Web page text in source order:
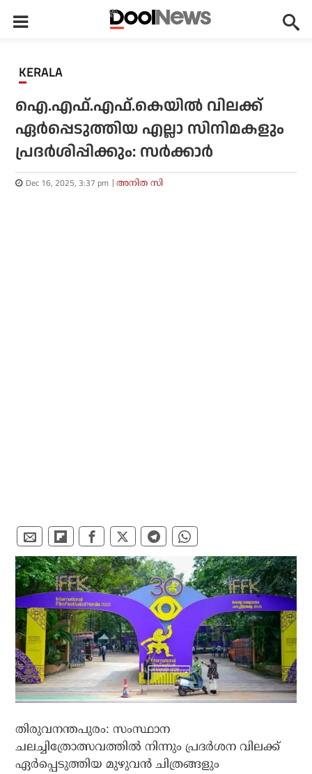
KERALA
ഐ.എഫ്.എഫ്.കെയില്‍ വിലക്ക്
ഏര്‍പ്പെടുത്തിയ എല്ലാ സിനിമകളും
പ്രദര്‍ശിപ്പിക്കും: സര്‍ക്കാര്‍
Dec 16, 2025, 3:37 pm അനിത സി
തിരുവനന്തപുരം: സംസ്ഥാന
ചലച്ചിത്രോത്സവത്തില്‍ നിന്നും പ്രദര്‍ശന വിലക്ക്
ഏര്‍പ്പെടുത്തിയ മുഴുവന്‍ ചിത്രങ്ങളും